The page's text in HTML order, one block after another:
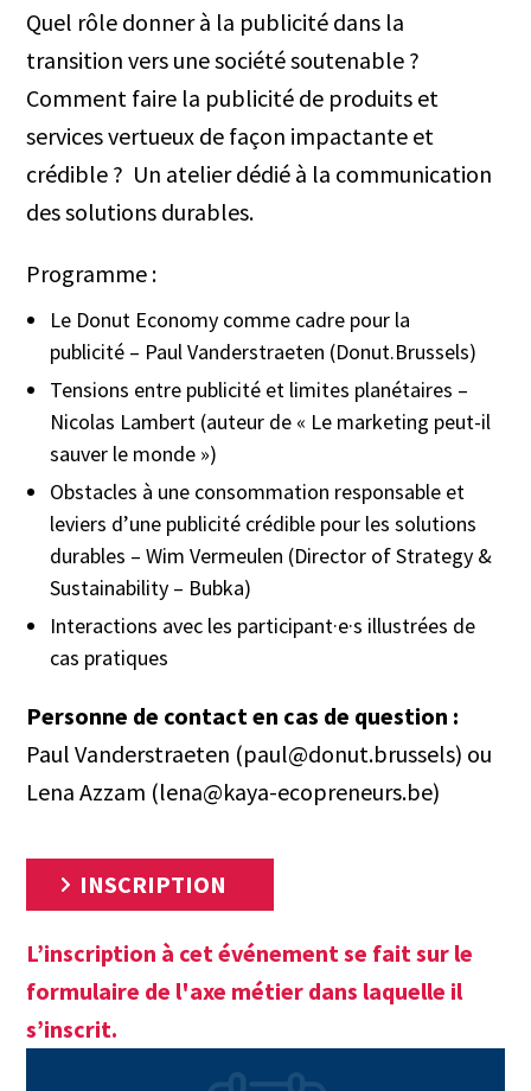
Quel rôle donner à la publicité dans la
transition vers une société soutenable ?
Comment faire la publicité de produits et
services vertueux de façon impactante et
crédible ? Un atelier dédié à la communication
des solutions durables.
Programme :
Le Donut Economy comme cadre pour la
publicité – Paul Vanderstraeten (Donut.Brussels)
Tensions entre publicité et limites planétaires –
Nicolas Lambert (auteur de « Le marketing peut-il
sauver le monde »)
Obstacles à une consommation responsable et
leviers d’une publicité crédible pour les solutions
durables – Wim Vermeulen (Director of Strategy &
Sustainability – Bubka)
Interactions avec les participant·e·s illustrées de
cas pratiques
Personne de contact en cas de question :
Paul Vanderstraeten (paul@donut.brussels) ou
Lena Azzam (lena@kaya-ecopreneurs.be)
INSCRIPTION
L’inscription à cet événement se fait sur le
formulaire de l'axe métier dans laquelle il
s’inscrit.